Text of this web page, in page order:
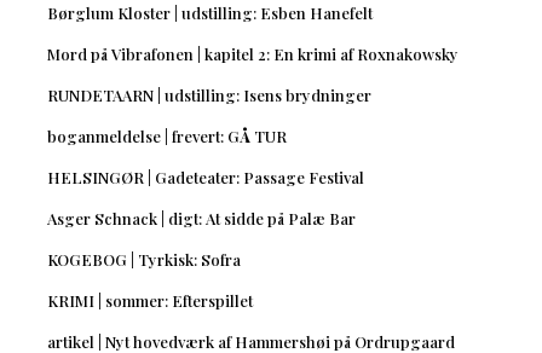
Børglum Kloster | udstilling: Esben Hanefelt
Mord på Vibrafonen | kapitel 2: En krimi af Roxnakowsky
RUNDETAARN | udstilling: Isens brydninger
boganmeldelse | frevert: GÅ TUR
HELSINGØR | Gadeteater: Passage Festival
Asger Schnack | digt: At sidde på Palæ Bar
KOGEBOG | Tyrkisk: Sofra
KRIMI | sommer: Efterspillet
artikel | Nyt hovedværk af Hammershøi på Ordrupgaard